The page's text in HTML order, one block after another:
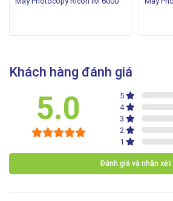
Khách hàng đánh giá
5.0 5
4
3
2
1
Đánh giá và nhận xét